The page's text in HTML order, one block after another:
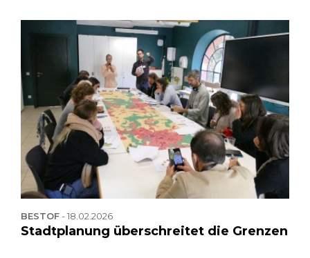
BESTOF-18.02.2026
Stadtplanung überschreitet die Grenzen